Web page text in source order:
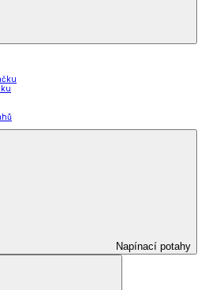
Napínací potahy